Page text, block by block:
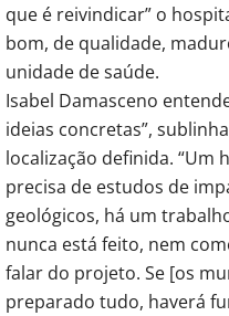
que é reivindicar” o
bom, de qualidade,
unidade de saúde.
Isabel Damasceno
ideias concretas”,
localização definida. “Um
precisa de estudos de
geológicos, há um
nunca está feito, nem
falar do projeto. Se [os
preparado tudo, haverá